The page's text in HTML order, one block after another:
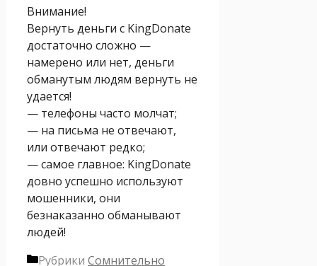
Внимание!
Вернуть деньги с KingDonate
достаточно сложно —
намерено или нет, деньги
обманутым людям вернуть не
удается!
— телефоны часто молчат;
— на письма не отвечают,
или отвечают редко;
— самое главное: KingDonate
довно успешно используют
мошенники, они
безнаказанно обманывают
людей!
Рубрики Сомнительно